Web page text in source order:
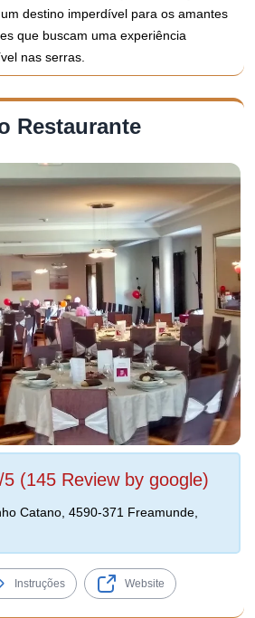
destino imperdível para os amantes
que buscam uma experiência
nas serras.
Restaurante
(145 Review by google)
Catano, 4590-371 Freamunde,
Instruções Website